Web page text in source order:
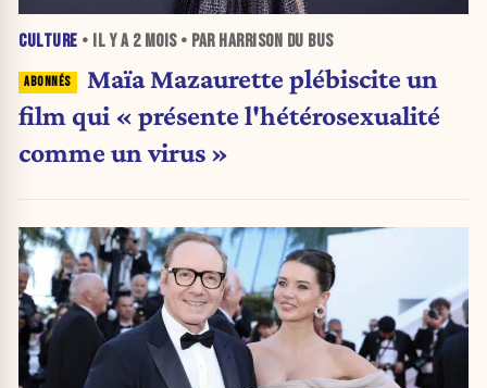
CULTURE • IL Y A 2 MOIS• PAR HARRISON DU BUS
Maïa Mazaurette plébiscite un
film qui « présente l'hétérosexualité
comme un virus »